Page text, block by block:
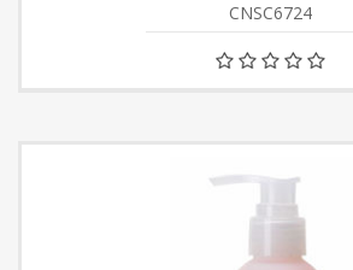
CNSC6724